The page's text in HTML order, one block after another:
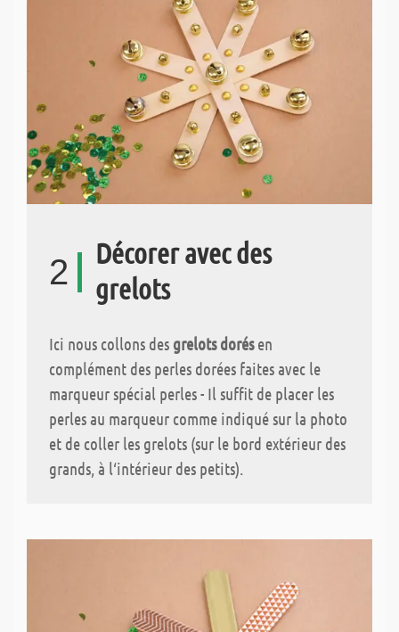
2
Décorer avec des
grelots
Ici nous collons des grelots dorésen
complément des perles dorées faites avec le
marqueur spécial perles - Il suffit de placer les
perles au marqueur comme indiqué sur la photo
et de coller les grelots (sur le bord extérieur des
grands, à l‘intérieur des petits).